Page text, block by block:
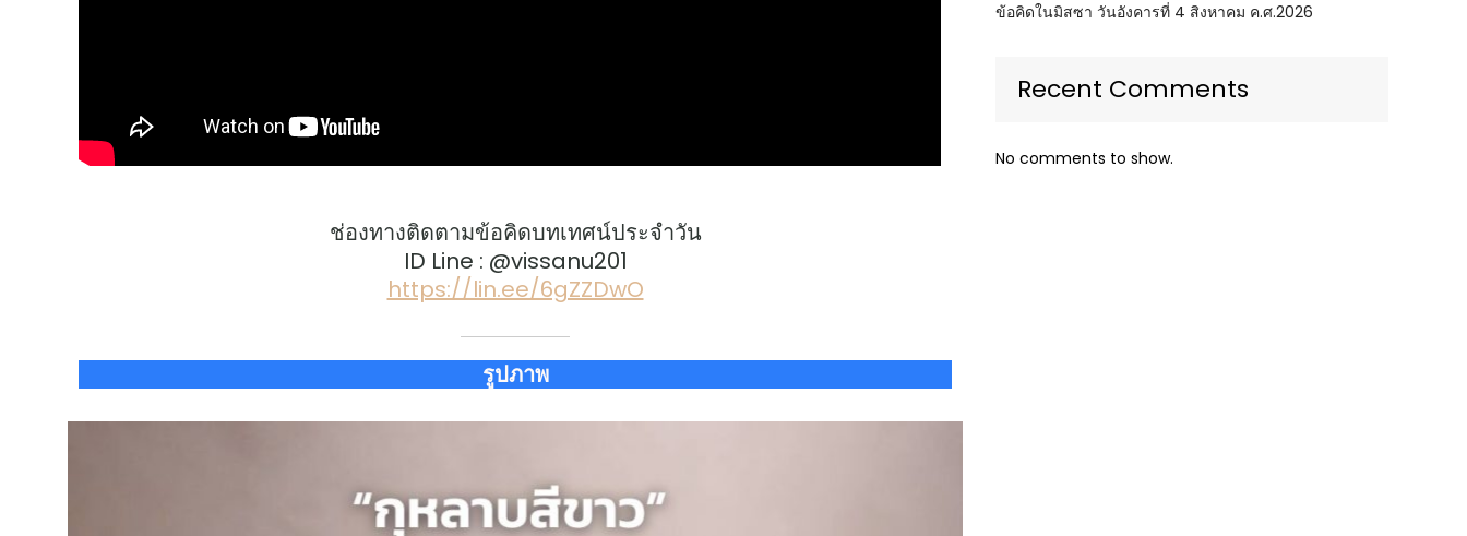
ช่องทางติดตามข้อคิดบทเทศน์ประจำวัน
ID Line : @vissanu201
https://lin.ee/6gZZDwO
รูปภาพ
ข้อคิดในมิสซา วันอังคารที่ 4 สิงหาคม ค.ศ.2026
Recent Comments
No comments to show.